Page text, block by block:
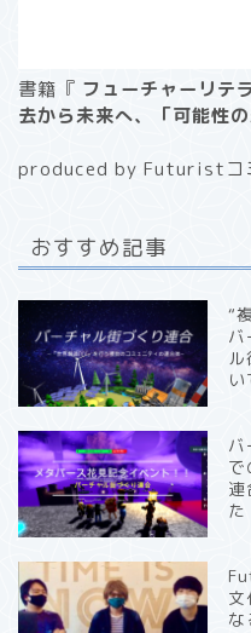
書籍『 フューチャーリ
去から未来へ、「可能性
produced by Futuristコ
おすすめ記事
“
バ
ル
い
バ
で
連
た
な